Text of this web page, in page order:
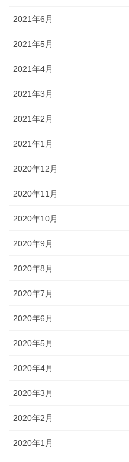
2021年6月
2021年5月
2021年4月
2021年3月
2021年2月
2021年1月
2020年12月
2020年11月
2020年10月
2020年9月
2020年8月
2020年7月
2020年6月
2020年5月
2020年4月
2020年3月
2020年2月
2020年1月